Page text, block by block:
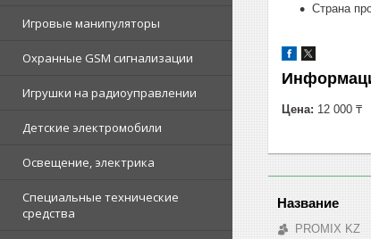
Игровые манипуляторы
Охранные GSM сигнализации
Игрушки на радиоуправлении
Детские электромобили
Освещение, электрика
Специальные технические
средства
Страна
Цена: 12 000 ₸
PROMIX KZ